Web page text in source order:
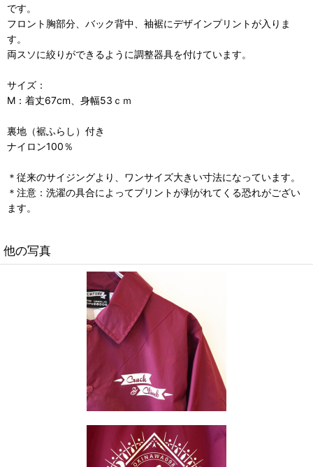
です。
フロント胸部分、バック背中、袖裾にデザインプリントが入りま
す。
両スソに絞りができるように調整器具を付けています。
サイズ：
M：着丈67cm、身幅53ｃｍ
裏地（裾ふらし）付き
ナイロン100％
＊従来のサイジングより、ワンサイズ大きい寸法になっています。
＊注意：洗濯の具合によってプリントが剥がれてくる恐れがござい
ます。
他の写真